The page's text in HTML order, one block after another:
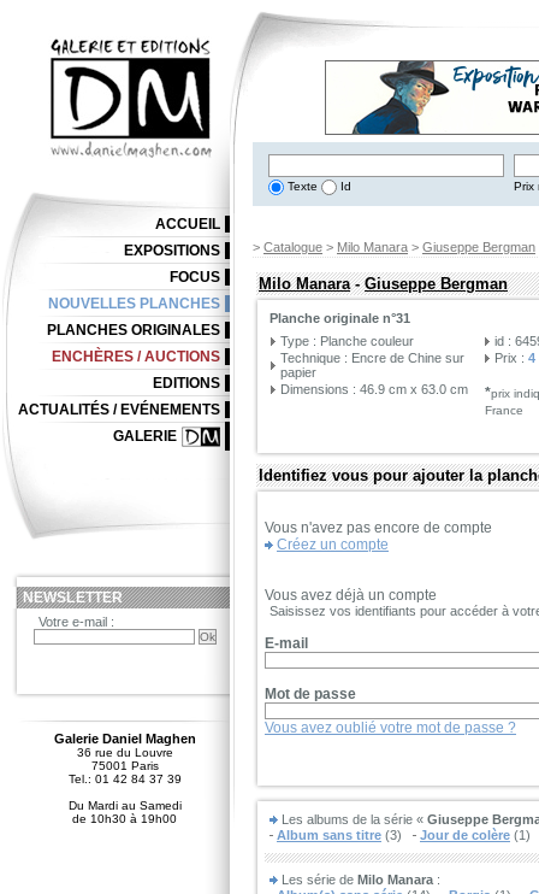
Texte Id Prix
> Catalogue > Milo Manara > Giuseppe Bergman
Milo Manara-Giuseppe Bergman
Planche originale n°31
Type : Planche couleur
Technique : Encre de Chine sur
papier
Dimensions : 46.9 cm x 63.0 cm
id :
Prix :4
*prix
France
Identifiez vous pour ajouter la
Vous n'avez pas encore de compte
Créez un compte
Vous avez déjà un compte
Saisissez vos identifiants pour accéder à
E-mail
Mot de passe
Vous avez oublié votre mot de passe ?
Les albums de la série « Giuseppe
Album sans titre (3) Jour de colère (1)
Les série de Milo Manara :
ACCUEIL
EXPOSITIONS
FOCUS
NOUVELLES PLANCHES
PLANCHES ORIGINALES
ENCHÈRES / AUCTIONS
EDITIONS
ACTUALITÉS / EVÉNEMENTS
GALERIE
NEWSLETTER
Votre e-mail :
Galerie Daniel Maghen
36 rue du Louvre
75001 Paris
Tel.: 01 42 84 37 39
Du Mardi au Samedi
de 10h30 à 19h00